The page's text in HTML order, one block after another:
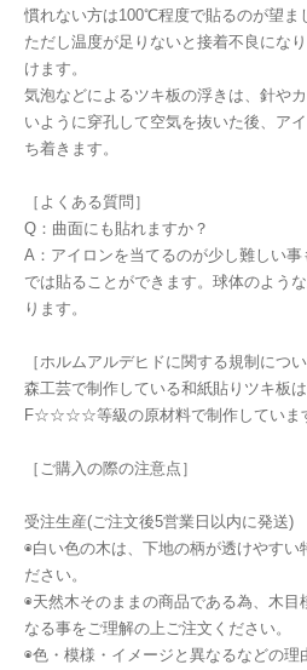
慣れない方は100℃程度で貼るのが望ま
ただし温度が足りないと接着不良にな
けます。
気泡などによるツキ板の浮きは、針や
いように穿孔して空気を抜いた後、ア
ち着きます。
［よくある質問］
Q：曲面にも貼れますか？
A：アイロンを当てるのが少し難しい
では貼ることができます。球体のよう
ります。
［ホルムアルデヒドに関する規制につい
森工芸で制作している和紙貼りツキ板
F☆☆☆☆等級の原材料で制作していま
［ご購入の際の注意点］
受注生産(ご注文後5営業日以内に発送)
◉白い色の木は、下地の柄が透けやすい
ださい。
◉天然木そのままの商品である為、木
なる事をご理解の上ご注文ください。
◉色・模様・イメージと異なるなどの